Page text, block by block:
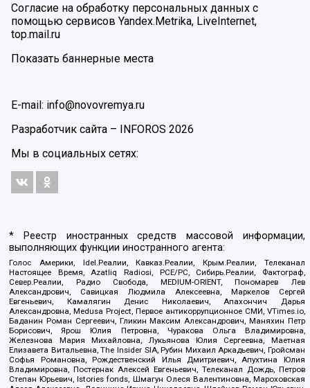
Согласие на обработку персональных данных с
помощью сервисов Yandex.Metrika, LiveInternet,
top.mail.ru
Показать баннерные места
E-mail: info@novovremya.ru
Разработчик сайта – INFOROS 2026
Мы в социальных сетях:
* Реестр иностранных средств массовой информации,
выполняющих функции иностранного агента:
Голос Америки, Idel.Реалии, Кавказ.Реалии, Крым.Реалии, Телеканал
Настоящее Время, Azatliq Radiosi, PCE/PC, Сибирь.Реалии, Фактограф,
Север.Реалии, Радио Свобода, MEDIUM-ORIENT, Пономарев Лев
Александрович, Савицкая Людмила Алексеевна, Маркелов Сергей
Евгеньевич, Камалягин Денис Николаевич, Апахончич Дарья
Александровна, Medusa Project, Первое антикоррупционное СМИ, VTimes.io,
Баданин Роман Сергеевич, Гликин Максим Александрович, Маняхин Петр
Борисович, Ярош Юлия Петровна, Чуракова Ольга Владимировна,
Железнова Мария Михайловна, Лукьянова Юлия Сергеевна, Маетная
Елизавета Витальевна, The Insider SIA, Рубин Михаил Аркадьевич, Гройсман
Софья Романовна, Рождественский Илья Дмитриевич, Апухтина Юлия
Владимировна, Постернак Алексей Евгеньевич, Телеканал Дождь, Петров
Степан Юрьевич, Istories fonds, Шмагун Олеся Валентиновна, Мароховская